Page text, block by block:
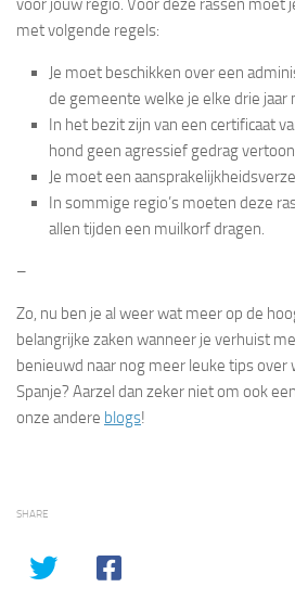
voor jouw regio. Voor deze rassen moet
met volgende regels:
Je moet beschikken over een
de gemeente welke je elke drie jaar
In het bezit zijn van een certificaat
hond geen agressief gedrag
Je moet een
In sommige regio’s moeten deze
allen tijden een muilkorf dragen.
–
Zo, nu ben je al weer wat meer op de
belangrijke zaken wanneer je verhuist
benieuwd naar nog meer leuke tips
Spanje? Aarzel dan zeker niet om ook
onze andere blogs!
SHARE